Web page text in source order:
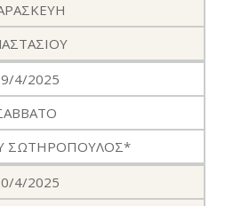
4/2025
ΣΩΤΗΡΟΠΟΥΛΟΣ*
4/2025